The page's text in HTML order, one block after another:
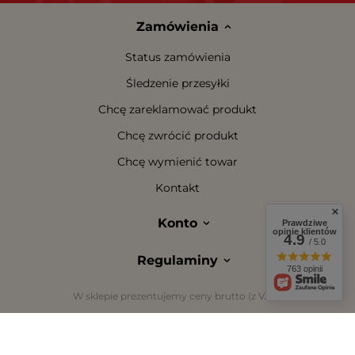
Zamówienia
Status zamówienia
Śledzenie przesyłki
Chcę zareklamować produkt
Chcę zwrócić produkt
Chcę wymienić towar
Kontakt
Konto
Regulaminy
W sklepie prezentujemy ceny brutto (z VAT).
Prawdziwe
opinie klientów
4.9/ 5.0
763 opinii